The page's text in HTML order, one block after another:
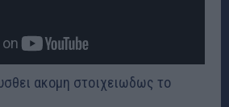
ακομη στοιχειωδως το